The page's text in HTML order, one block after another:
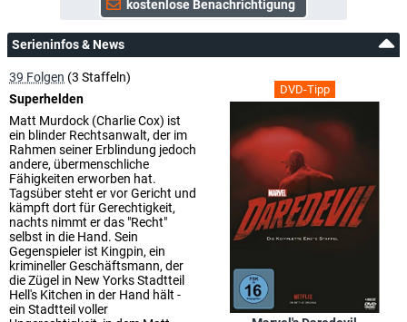
Serieninfos & News
DVD-Tipp
39 Folgen (3 Staffeln)
Superhelden
Matt Murdock (Charlie Cox) ist
ein blinder Rechtsanwalt, der im
Rahmen seiner Erblindung jedoch
andere, übermenschliche
Fähigkeiten erworben hat.
Tagsüber steht er vor Gericht und
kämpft dort für Gerechtigkeit,
nachts nimmt er das "Recht"
selbst in die Hand. Sein
Gegenspieler ist Kingpin, ein
krimineller Geschäftsmann, der
die Zügel in New Yorks Stadtteil
Hell's Kitchen in der Hand hält -
ein Stadtteil voller